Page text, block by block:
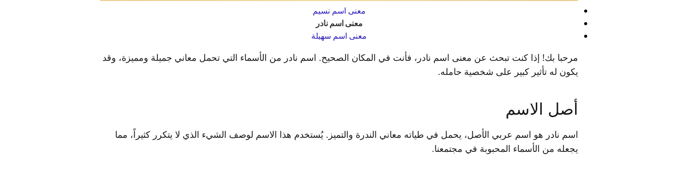
معنى اسم نسيم
معنى اسم نادر
معنى اسم سهيلة
مرحبا بك! إذا كنت تبحث عن معنى اسم نادر، فأنت في المكان الصحيح. اسم نادر من الأسماء التي تحمل معاني جميلة ومميزة، وقد
يكون له تأثير كبير على شخصية حامله.
أصل الاسم
اسم نادر هو اسم عربي الأصل، يحمل في طياته معاني الندرة والتميز. يُستخدم هذا الاسم لوصف الشيء الذي لا يتكرر كثيراً، مما
يجعله من الأسماء المحبوبة في مجتمعنا.